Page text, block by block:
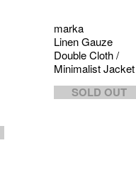
marka
Linen Gauze
Double Cloth /
Minimalist Jacket
SOLD OUT